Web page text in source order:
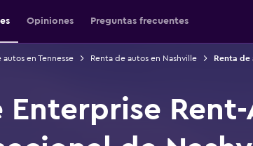
Opiniones Preguntas frecuentes
autos en Tennesse Renta de autos en Nashville Renta de
Rent-